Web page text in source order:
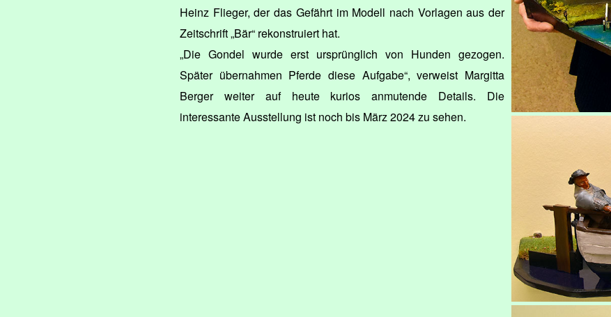
Heinz Flieger, der das Gefährt im Modell nach Vorlagen aus der
Zeitschrift „Bär“ rekonstruiert hat.
„Die Gondel wurde erst ursprünglich von Hunden gezogen.
Später übernahmen Pferde diese Aufgabe“, verweist Margitta
Berger weiter auf heute kurios anmutende Details. Die
interessante Ausstellung ist noch bis März 2024 zu sehen.